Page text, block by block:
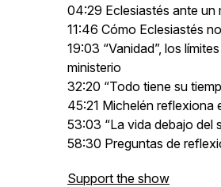
04:29 Eclesiastés ante un
11:46 Cómo Eclesiastés
19:03 “Vanidad”, los
ministerio
32:20 “Todo tiene su
45:21 Michelén reflexiona
53:03 “La vida debajo del
58:30 Preguntas de
Support the show